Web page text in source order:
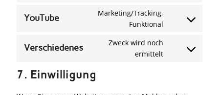
YouTube
Marketing/Tracking,
Funktional
Verschiedenes
Zweck wird noch
ermittelt
7. Einwilligung